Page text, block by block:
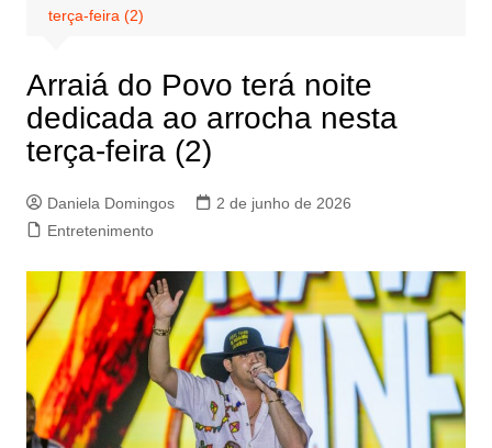
terça-feira (2)
Arraiá do Povo terá noite
dedicada ao arrocha nesta
terça-feira (2)
Daniela Domingos
2 de junho de 2026
Entretenimento